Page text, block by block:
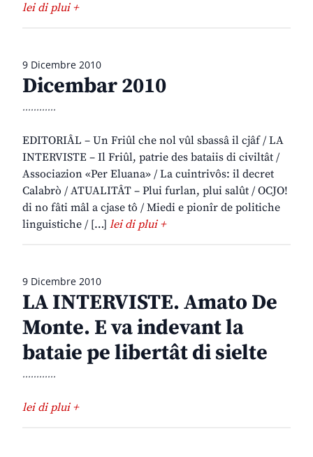
lei di plui +
9 Dicembre 2010
Dicembar 2010
............
EDITORIÂL – Un Friûl che nol vûl sbassâ il cjâf / LA
INTERVISTE – Il Friûl, patrie des bataiis di civiltât /
Associazion «Per Eluana» / La cuintrivôs: il decret
Calabrò / ATUALITÂT – Plui furlan, plui salût / OCJO!
di no fâti mâl a cjase tô / Miedi e pionîr de politiche
linguistiche / […] lei di plui +
9 Dicembre 2010
LA INTERVISTE. Amato De
Monte. E va indevant la
bataie pe libertât di sielte
............
lei di plui +